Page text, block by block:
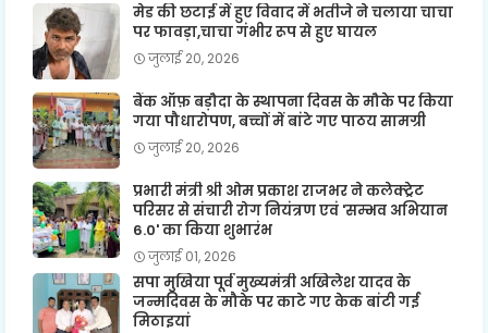
मेड की छटाई में हुए विवाद में भतीजे ने चलाया चाचा
पर फावड़ा,चाचा गंभीर रूप से हुए घायल
जुलाई 20, 2026
बैंक ऑफ़ बड़ौदा के स्थापना दिवस के मौके पर किया
गया पौधारोपण, बच्चों में बांटे गए पाठय सामग्री
जुलाई 20, 2026
प्रभारी मंत्री श्री ओम प्रकाश राजभर ने कलेक्ट्रेट
परिसर से संचारी रोग नियंत्रण एवं 'सम्भव अभियान
6.0' का किया शुभारंभ
जुलाई 01, 2026
सपा मुखिया पूर्व मुख्यमंत्री अखिलेश यादव के
जन्मदिवस के मौके पर काटे गए केक बांटी गई
मिठाइयां